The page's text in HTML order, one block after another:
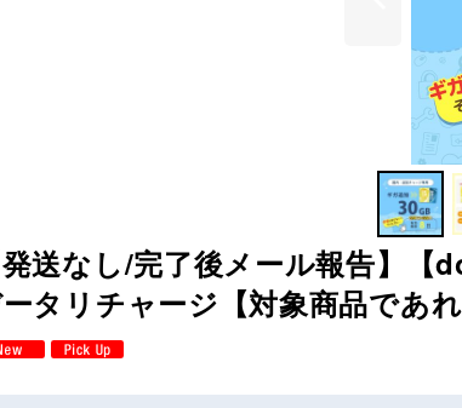
発送なし/完了後メール報告】
タリチャージ【対象商品であ